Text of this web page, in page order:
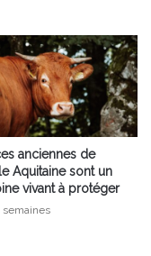
anciennes de
Aquitaine sont un
vivant à protéger
semaines